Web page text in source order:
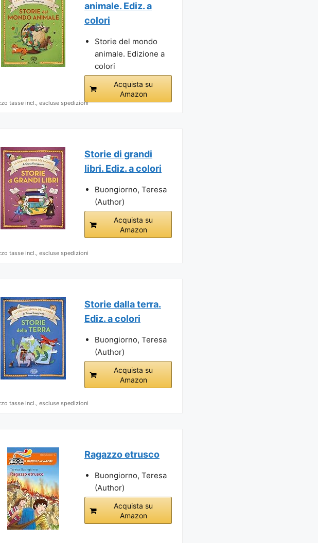
animale. Ediz. a
colori
Storie del mondo
animale. Edizione a
colori
Acquista su
Amazon
tasse incl., escluse spedizioni
Storie di grandi
libri. Ediz. a colori
Buongiorno, Teresa
(Author)
Acquista su
Amazon
tasse incl., escluse spedizioni
Storie dalla terra.
Ediz. a colori
Buongiorno, Teresa
(Author)
Acquista su
Amazon
tasse incl., escluse spedizioni
Ragazzo etrusco
Buongiorno, Teresa
(Author)
Acquista su
Amazon